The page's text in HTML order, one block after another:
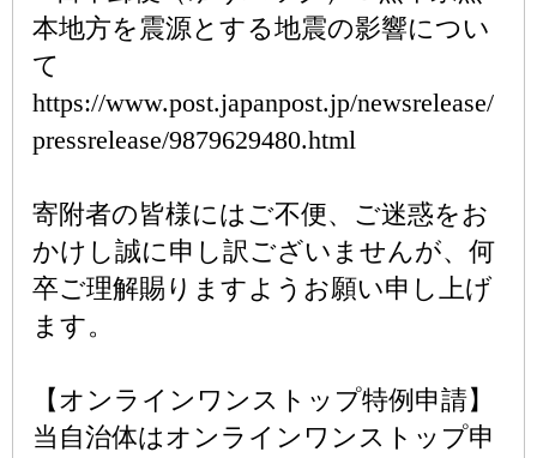
本地方を震源とする地震の影響につい
て
https://www.post.japanpost.jp/newsrelease/
pressrelease/9879629480.html
寄附者の皆様にはご不便、ご迷惑をお
かけし誠に申し訳ございませんが、何
卒ご理解賜りますようお願い申し上げ
ます。
【オンラインワンストップ特例申請】
当自治体はオンラインワンストップ申